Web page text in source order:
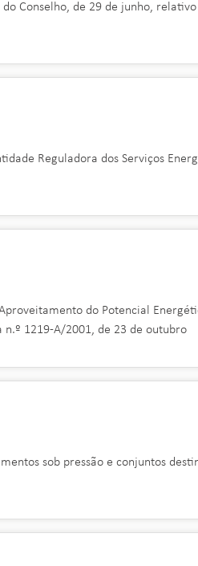
Conselho, de 29 de junho, relativo
Reguladora dos Serviços
do Potencial
n.º 1219-A/2001, de 23 de outubro
sob pressão e conjuntos